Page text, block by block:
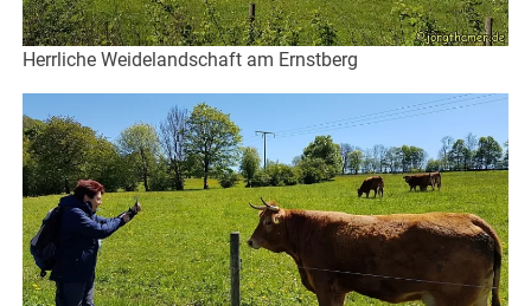
Herrliche Weidelandschaft am Ernstberg